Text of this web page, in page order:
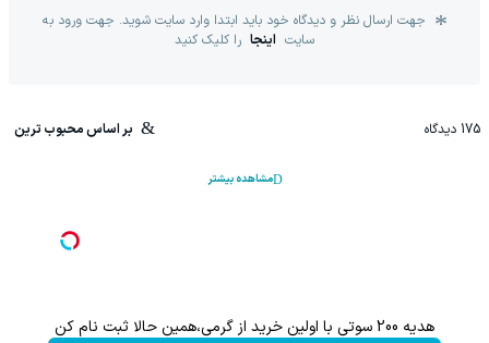
جهت ارسال نظر و دیدگاه خود باید ابتدا وارد سایت شوید. جهت ورود به
سایت اینجا را کلیک کنید
175 دیدگاه بر اساس محبوب ترین
مشاهده بیشتر
هدیه 200 سوتی با اولین خرید از گرمی،همین حالا ثبت نام کن